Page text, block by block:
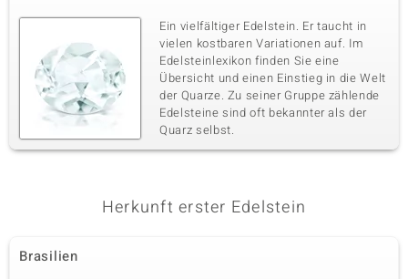
Ein vielfältiger Edelstein. Er taucht in
vielen kostbaren Variationen auf. Im
Edelsteinlexikon finden Sie eine
Übersicht und einen Einstieg in die Welt
der Quarze. Zu seiner Gruppe zählende
Edelsteine sind oft bekannter als der
Quarz selbst.
Herkunft erster Edelstein
Brasilien